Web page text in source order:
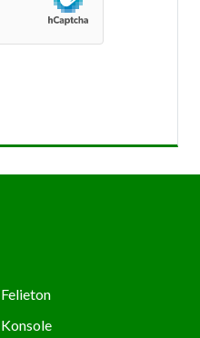
Felieton
Konsole